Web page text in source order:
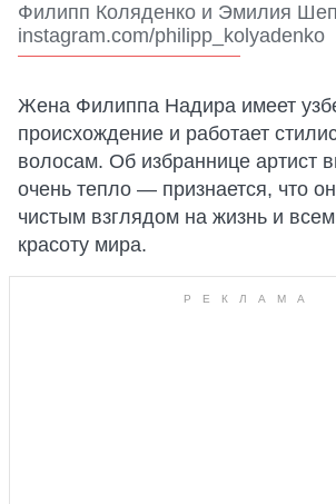
Филипп Коляденко и Эмилия
instagram.com/philipp_kolyadenko
Жена Филиппа Надира имеет
происхождение и работает
волосам. Об избраннице артист
очень тепло — признается, что
чистым взглядом на жизнь и
красоту мира.